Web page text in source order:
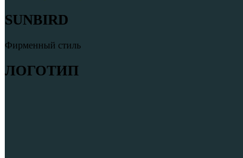
SUNBIRD
Фирменный стиль
ЛОГОТИП